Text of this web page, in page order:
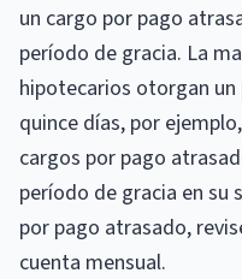
un cargo por pago
período de gracia. La
hipotecarios otorgan
quince días, por
cargos por pago
período de gracia en su
por pago atrasado,
cuenta mensual.